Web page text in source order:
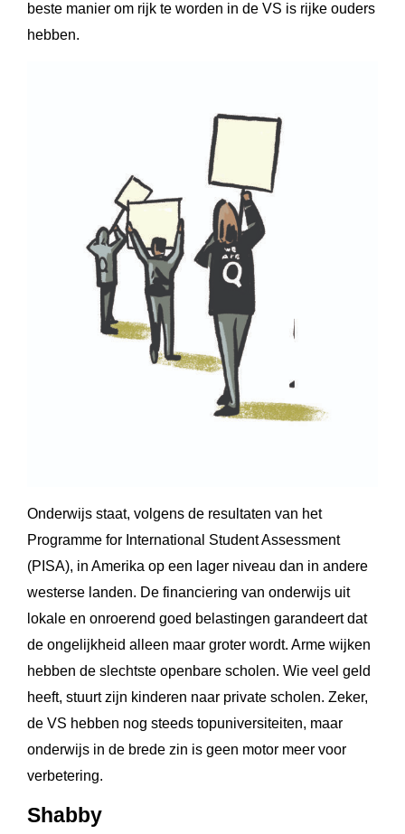
beste manier om rijk te worden in de VS is rijke ouders
hebben.
Onderwijs staat, volgens de resultaten van het
Programme for International Student Assessment
(PISA), in Amerika op een lager niveau dan in andere
westerse landen. De financiering van onderwijs uit
lokale en onroerend goed belastingen garandeert dat
de ongelijkheid alleen maar groter wordt. Arme wijken
hebben de slechtste openbare scholen. Wie veel geld
heeft, stuurt zijn kinderen naar private scholen. Zeker,
de VS hebben nog steeds topuniversiteiten, maar
onderwijs in de brede zin is geen motor meer voor
verbetering.
Shabby